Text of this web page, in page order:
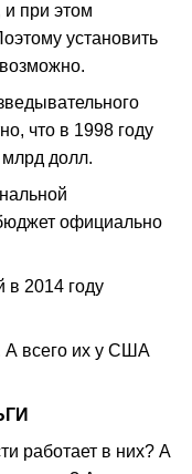
при этом
установить
что в 1998 году
долл.
официально
в 2014 году
А всего их у США
работает в них? А